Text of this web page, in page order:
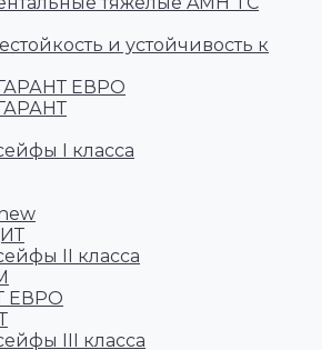
и устойчивость к
ЕВРО
I класса
II класса
ЕВРО
III класса